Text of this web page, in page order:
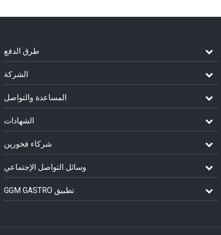
طرق الدفع
الشركة
المساعدة والتواصل
الشهادات
شركاء فخورين
وسائل التواصل الإجتماعي
GGM GASTRO تطبيق